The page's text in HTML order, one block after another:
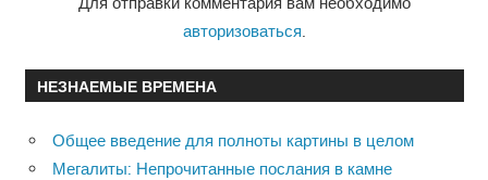
авторизоваться
НЕЗНАЕМЫЕ ВРЕМЕНА
Общее введение для полноты картины в целом
Мегалиты: Непрочитанные послания в камне